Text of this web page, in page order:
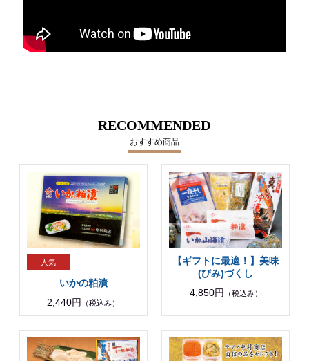
RECOMMENDED
おすすめ商品
いかの粕漬
2,440円
（税込み）
【ギフトに最適！】美味
(びみ)づくし
4,850円
（税込み）